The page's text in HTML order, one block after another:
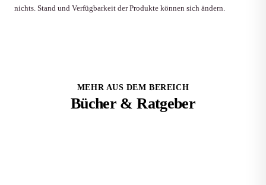
nichts. Stand und Verfügbarkeit der Produkte können sich ändern.
MEHR AUS DEM BEREICH
Bücher & Ratgeber